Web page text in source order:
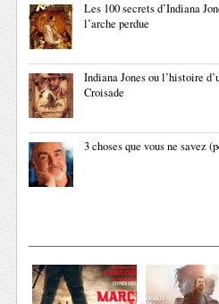
Les 100 secrets d’Indiana
l’arche perdue
Indiana Jones ou l’histoire
Croisade
3 choses que vous ne savez